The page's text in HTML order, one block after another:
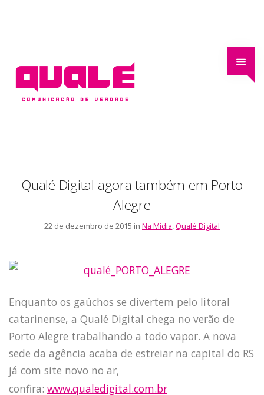
Qualé Digital agora também em Porto
Alegre
22 de dezembro de 2015 in Na Mídia,Qualé Digital
Enquanto os gaúchos se divertem pelo litoral
catarinense, a Qualé Digital chega no verão de
Porto Alegre trabalhando a todo vapor. A nova
sede da agência acaba de estreiar na capital do RS
já com site novo no ar,
confira: www.qualedigital.com.br